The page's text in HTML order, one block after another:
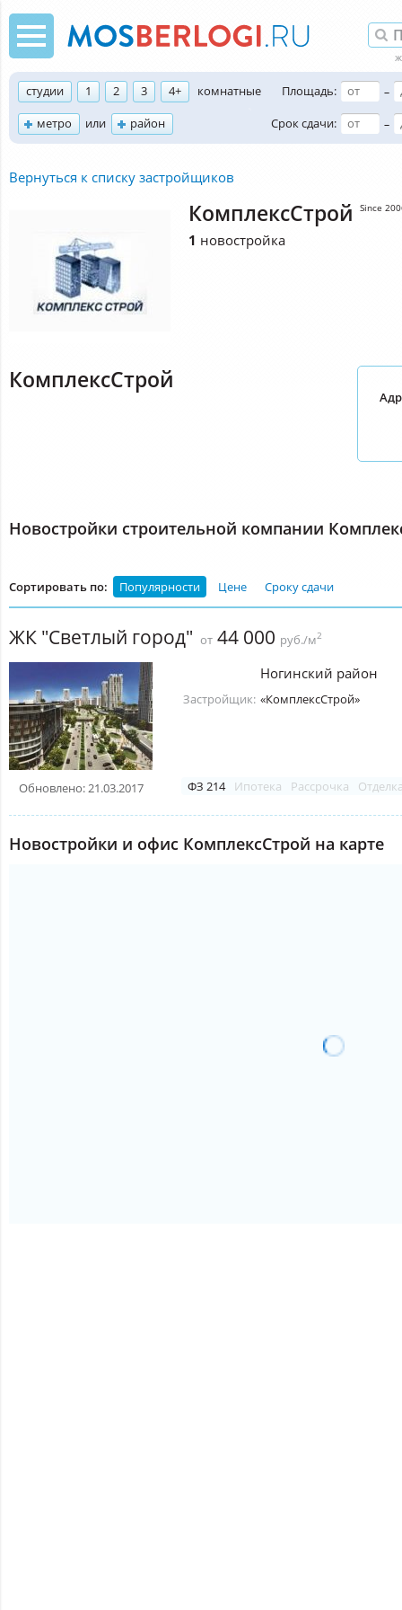
студии 1 2 3 4+
комнатные
метро
или район
Площадь:
–
Срок сдачи:
–
Вернуться к списку застройщиков
КомплексСтрой Since
1 новостройка
КомплексСтрой
Новостройки строительной компании
Сортировать по: Популярности Цене Сроку сдачи
ЖК "Светлый город" от 44 000 руб./м2
Обновлено: 21.03.2017
Ногинский район
Застройщик: «КомплексСтрой»
ФЗ 214 Ипотека Рассрочка
Новостройки и офис КомплексСтрой на карте